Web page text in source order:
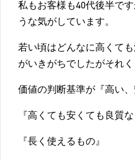
私もお客様も40代後半で
うな気がしています。
若い頃はどんなに高くて
がいきがちでしたがそれ
価値の判断基準が『高い
『高くても安くても良質な
『長く使えるもの』